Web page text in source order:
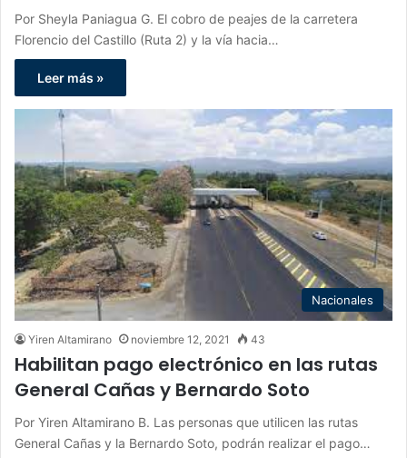
Por Sheyla Paniagua G. El cobro de peajes de la carretera
Florencio del Castillo (Ruta 2) y la vía hacia…
Leer más »
Nacionales
Yiren Altamirano noviembre 12, 2021 43
Habilitan pago electrónico en las rutas
General Cañas y Bernardo Soto
Por Yiren Altamirano B. Las personas que utilicen las rutas
General Cañas y la Bernardo Soto, podrán realizar el pago…